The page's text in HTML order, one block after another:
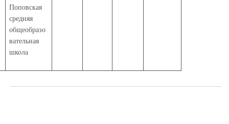
Поповская
средняя
общеобразо
вательная
школа